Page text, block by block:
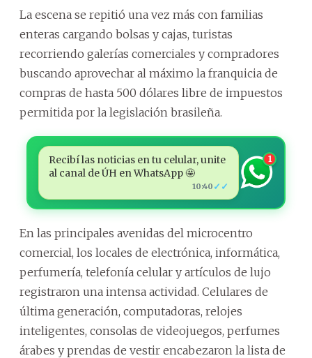
La escena se repitió una vez más con familias
enteras cargando bolsas y cajas, turistas
recorriendo galerías comerciales y compradores
buscando aprovechar al máximo la franquicia de
compras de hasta 500 dólares libre de impuestos
permitida por la legislación brasileña.
Recibí las noticias en tu celular, unite
al canal de ÚH en WhatsApp 🤩
10:40 ✓✓
1
En las principales avenidas del microcentro
comercial, los locales de electrónica, informática,
perfumería, telefonía celular y artículos de lujo
registraron una intensa actividad. Celulares de
última generación, computadoras, relojes
inteligentes, consolas de videojuegos, perfumes
árabes y prendas de vestir encabezaron la lista de